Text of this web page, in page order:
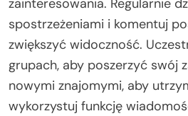
zainteresowania. Regularnie
spostrzeżeniami i komentuj
zwiększyć widoczność.
grupach, aby poszerzyć swój
nowymi znajomymi, aby
wykorzystuj funkcję